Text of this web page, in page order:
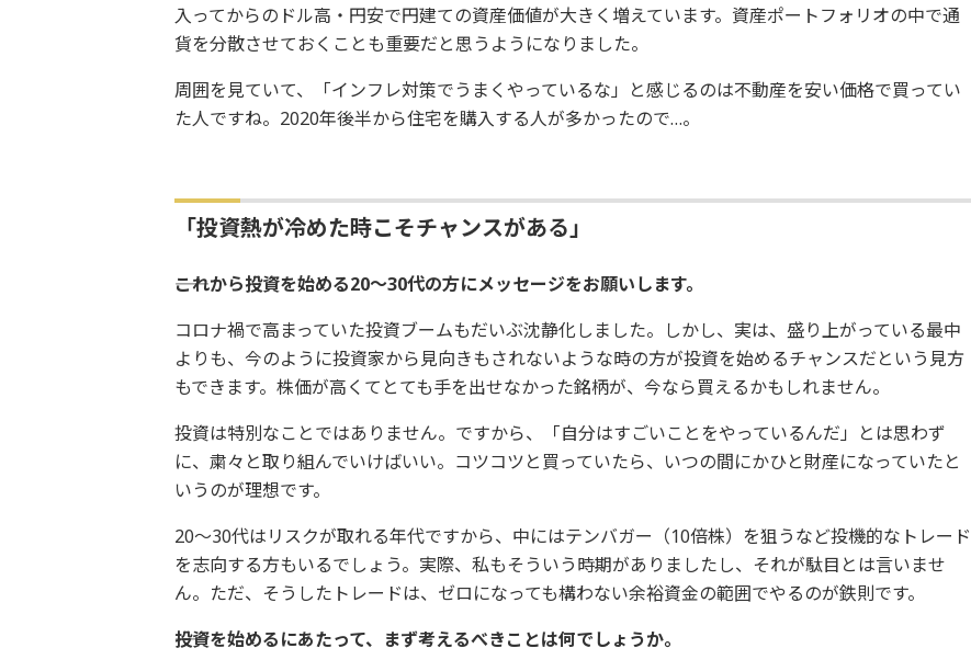
入ってからのドル高・円安で円建ての資産価値が大きく増えています。資産ポートフォリオの中で通
貨を分散させておくことも重要だと思うようになりました。
周囲を見ていて、「インフレ対策でうまくやっているな」と感じるのは不動産を安い価格で買ってい
た人ですね。2020年後半から住宅を購入する人が多かったので…。
「投資熱が冷めた時こそチャンスがある」
――これから投資を始める20～30代の方にメッセージをお願いします。
コロナ禍で高まっていた投資ブームもだいぶ沈静化しました。しかし、実は、盛り上がっている最中
よりも、今のように投資家から見向きもされないような時の方が投資を始めるチャンスだという見方
もできます。株価が高くてとても手を出せなかった銘柄が、今なら買えるかもしれません。
投資は特別なことではありません。ですから、「自分はすごいことをやっているんだ」とは思わず
に、粛々と取り組んでいけばいい。コツコツと買っていたら、いつの間にかひと財産になっていたと
いうのが理想です。
20～30代はリスクが取れる年代ですから、中にはテンバガー（10倍株）を狙うなど投機的なトレード
を志向する方もいるでしょう。実際、私もそういう時期がありましたし、それが駄目とは言いませ
ん。ただ、そうしたトレードは、ゼロになっても構わない余裕資金の範囲でやるのが鉄則です。
――投資を始めるにあたって、まず考えるべきことは何でしょうか。